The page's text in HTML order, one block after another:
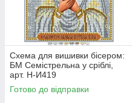
Схема для вишивки бісером:
БМ Семістрельна у сріблі,
арт. Н-И419
Готово до відправки